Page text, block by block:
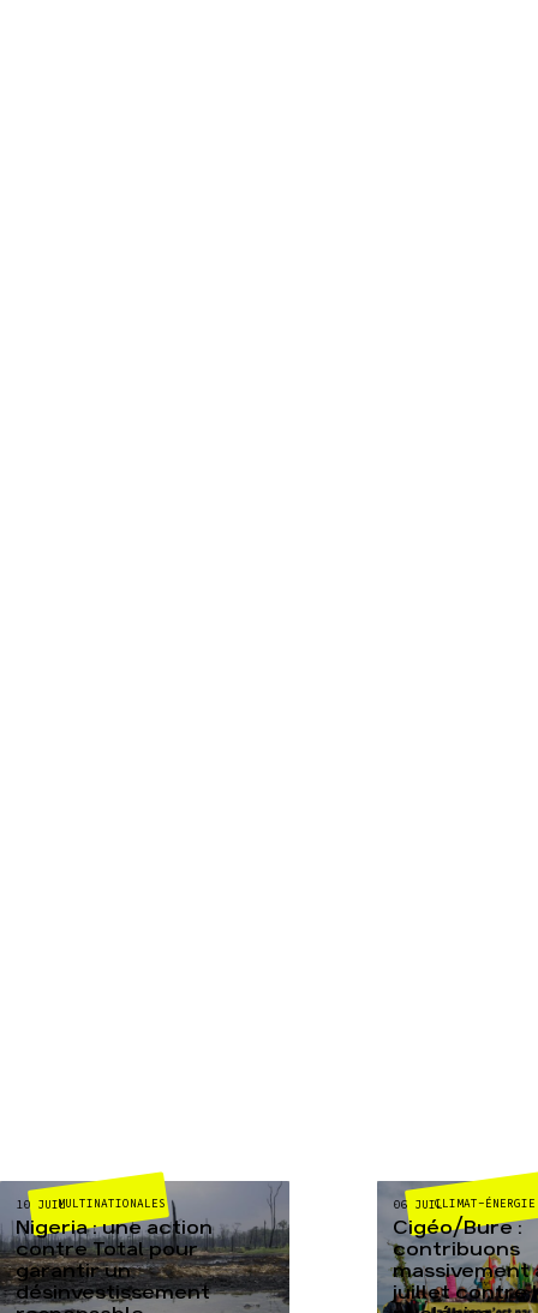
MULTINATIONALES
10 JUIL
Nigeria : une action
contre Total pour
garantir un
désinvestissement
CLIMAT-ÉNERGIE
06 JUIL
Cigéo/Bure :
contribuons
massivement
juillet contre